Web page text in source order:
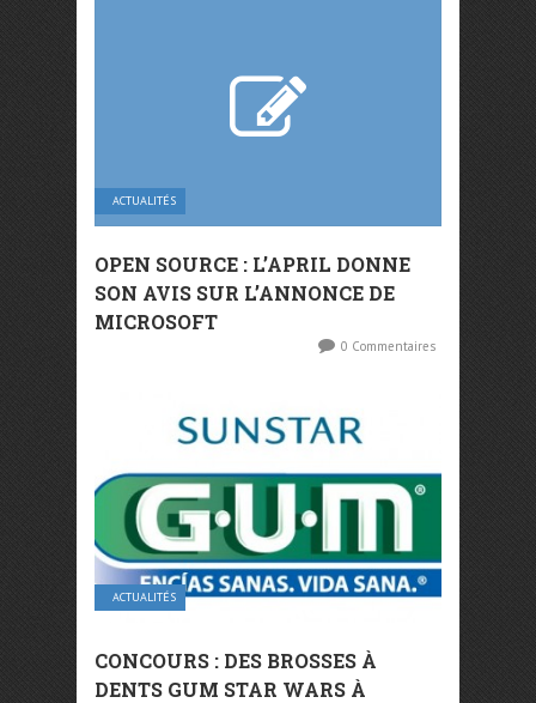
ACTUALITÉS
OPEN SOURCE : L’APRIL DONNE
SON AVIS SUR L’ANNONCE DE
MICROSOFT
0 Commentaires
ACTUALITÉS
CONCOURS : DES BROSSES À
DENTS GUM STAR WARS À